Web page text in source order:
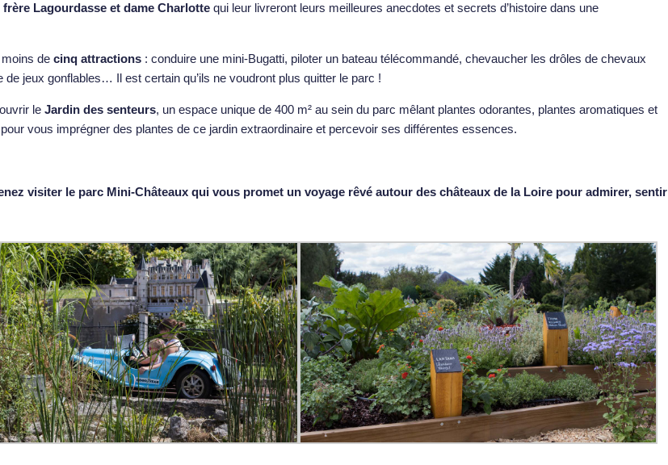
frère Lagourdasse et dame Charlotte qui leur livreront leurs meilleures anecdotes et secrets d’histoire dans une
de cinq attractions : conduire une mini-Bugatti, piloter un bateau télécommandé, chevaucher les drôles de chevaux
de jeux gonflables… Il est certain qu’ils ne voudront plus quitter le parc !
le Jardin des senteurs, un espace unique de 400 m² au sein du parc mêlant plantes odorantes, plantes aromatiques et
vous imprégner des plantes de ce jardin extraordinaire et percevoir ses différentes essences.
visiter le parc Mini-Châteaux qui vous promet un voyage rêvé autour des châteaux de la Loire pour admirer, sentir